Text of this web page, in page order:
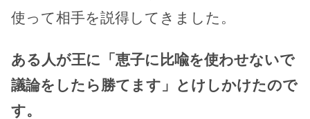
使って相手を説得してきました。
ある人が王に「恵子に比喩を使わせないで
議論をしたら勝てます」とけしかけたので
す。